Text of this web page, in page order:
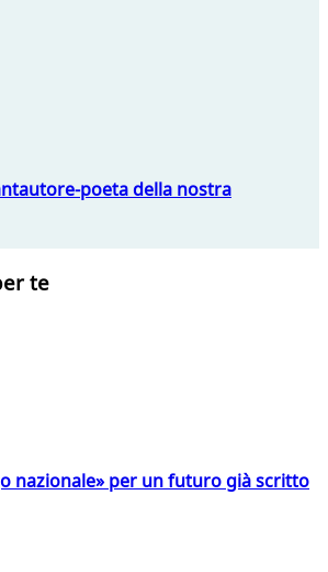
poeta della nostra
te
nazionale» per un futuro già scritto